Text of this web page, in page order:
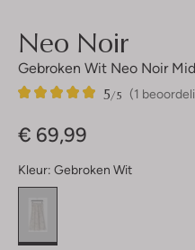
Neo Noir
Gebroken Wit Neo Noir
(1
5/5
1
5
€ 69,99
Kleur: Gebroken Wit